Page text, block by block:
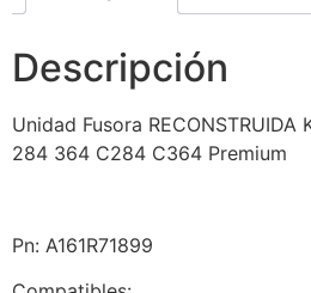
Descripción
Unidad Fusora
284 364 C284 C364 Premium
Pn: A161R71899